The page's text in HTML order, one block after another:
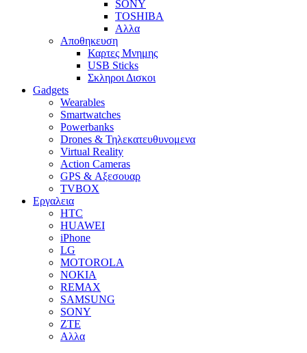
SONY
TOSHIBA
Αλλα
Αποθηκευση
Καρτες Μνημης
USB Sticks
Σκληροι Δισκοι
Gadgets
Wearables
Smartwatches
Powerbanks
Drones & Τηλεκατευθυνομενα
Virtual Reality
Action Cameras
GPS & Αξεσουαρ
TVBOX
Εργαλεια
HTC
HUAWEI
iPhone
LG
MOTOROLA
NOKIA
REMAX
SAMSUNG
SONY
ZTE
Αλλα